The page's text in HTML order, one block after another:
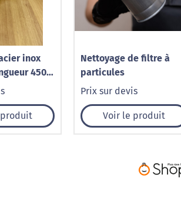
inox
450
extérieur
Nettoyage de filtre à
particules
Prix sur devis
Voir le produit